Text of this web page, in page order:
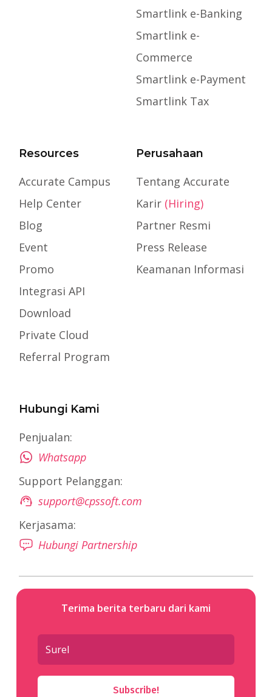
Smartlink e-Banking
Smartlink e-
Commerce
Smartlink e-Payment
Smartlink Tax
Resources
Accurate Campus
Help Center
Blog
Event
Promo
Integrasi API
Download
Private Cloud
Referral Program
Perusahaan
Tentang Accurate
Karir (Hiring)
Partner Resmi
Press Release
Keamanan Informasi
Hubungi Kami
Penjualan:
Whatsapp
Support Pelanggan:
support@cpssoft.com
Kerjasama:
Hubungi Partnership
Terima berita terbaru dari kami
Subscribe!